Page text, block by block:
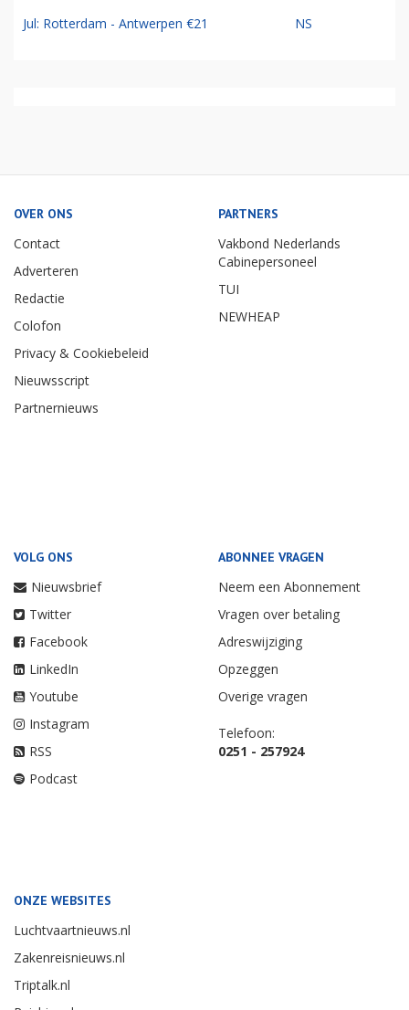
Jul: Rotterdam - Antwerpen €21 NS
OVER ONS
Contact
Adverteren
Redactie
Colofon
Privacy & Cookiebeleid
Nieuwsscript
Partnernieuws
PARTNERS
Vakbond Nederlands
Cabinepersoneel
TUI
NEWHEAP
VOLG ONS
Nieuwsbrief
Twitter
Facebook
LinkedIn
Youtube
Instagram
RSS
Podcast
ABONNEE VRAGEN
Neem een Abonnement
Vragen over betaling
Adreswijziging
Opzeggen
Overige vragen
Telefoon:
0251 - 257924
ONZE WEBSITES
Luchtvaartnieuws.nl
Zakenreisnieuws.nl
Triptalk.nl